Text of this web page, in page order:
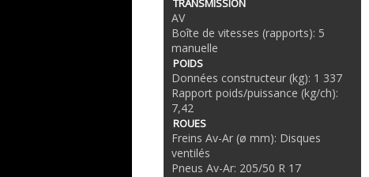
TRANSMISSION
AV
Boîte de vitesses (rapports): 5
manuelle
POIDS
Données constructeur (kg): 1 337
Rapport poids/puissance (kg/ch):
7,42
ROUES
Freins Av-Ar (ø mm): Disques
ventilés
Pneus Av-Ar: 205/50 R 17